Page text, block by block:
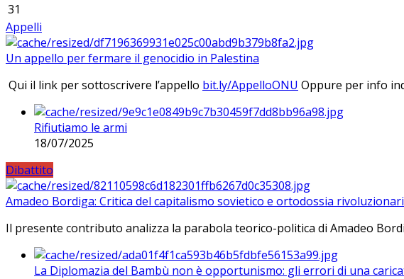
31
Appelli
Un appello per fermare il genocidio in Palestina
Qui il link per sottoscrivere l’appello bit.ly/AppelloONU Oppure per info
Rifiutiamo le armi
18/07/2025
Dibattito
Amadeo Bordiga: Critica del capitalismo sovietico e ortodossia
Il presente contributo analizza la parabola teorico-politica di Amadeo
La Diplomazia del Bambù non è opportunismo: gli errori di una